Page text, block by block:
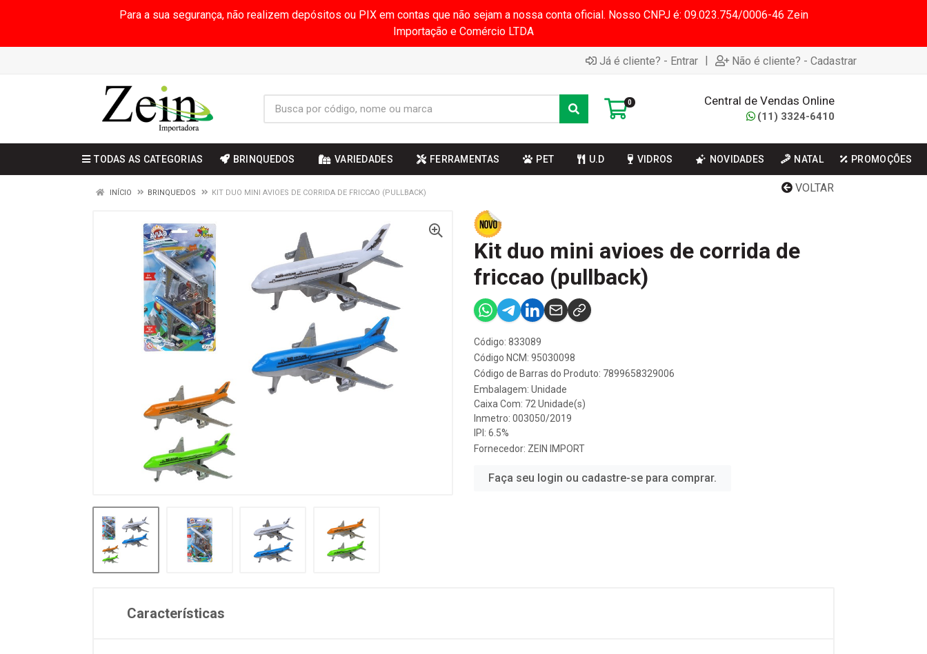
Para a sua segurança, não realizem depósitos ou PIX em contas que não sejam a nossa conta oficial. Nosso CNPJ é: 09.023.754/0006-46 Zein
Importação e Comércio LTDA
Já é cliente? - Entrar | Não é cliente? - Cadastrar
0 Central de Vendas Online
(11) 3324-6410
TODAS AS CATEGORIAS BRINQUEDOS VARIEDADES FERRAMENTAS PET U.D VIDROS NOVIDADES NATAL PROMOÇÕES
VOLTAR
INÍCIO BRINQUEDOS KIT DUO MINI AVIOES DE CORRIDA DE FRICCAO (PULLBACK)
Kit duo mini avioes de corrida de
friccao (pullback)
Código: 833089
Código NCM: 95030098
Código de Barras do Produto: 7899658329006
Embalagem: Unidade
Caixa Com: 72 Unidade(s)
Inmetro: 003050/2019
IPI: 6.5%
Fornecedor: ZEIN IMPORT
Faça seu login ou cadastre-se para comprar.
Características